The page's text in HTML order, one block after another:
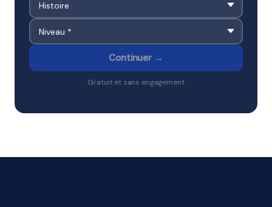
Continuer →
Gratuit et sans engagement